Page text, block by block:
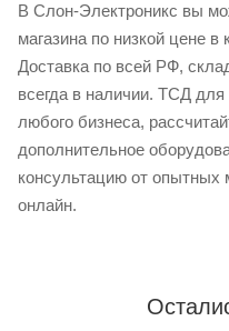
В Слон-Электроникс вы
магазина по низкой цене в
Доставка по всей РФ,
всегда в наличии. ТСД
любого бизнеса,
дополнительное
консультацию от опытных
онлайн.